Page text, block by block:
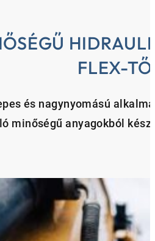
FLEX-
és nagynyomású
minőségű anyagokból